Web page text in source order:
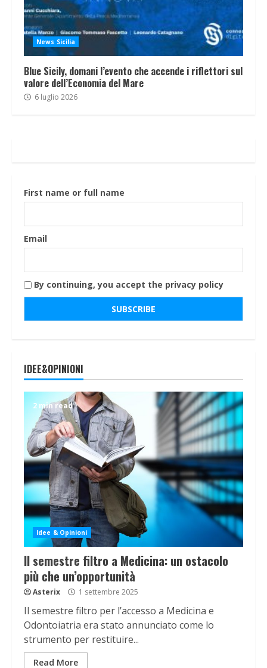
News Sicilia
Blue Sicily, domani l’evento che accende i riflettori sul
valore dell’Economia del Mare
6 luglio 2026
First name or full name
Email
By continuing, you accept the privacy policy
IDEE&OPINIONI
2 min read
Idee & Opinioni
Il semestre filtro a Medicina: un ostacolo
più che un’opportunità
Asterix 1 settembre 2025
Il semestre filtro per l’accesso a Medicina e
Odontoiatria era stato annunciato come lo
strumento per restituire...
Read More